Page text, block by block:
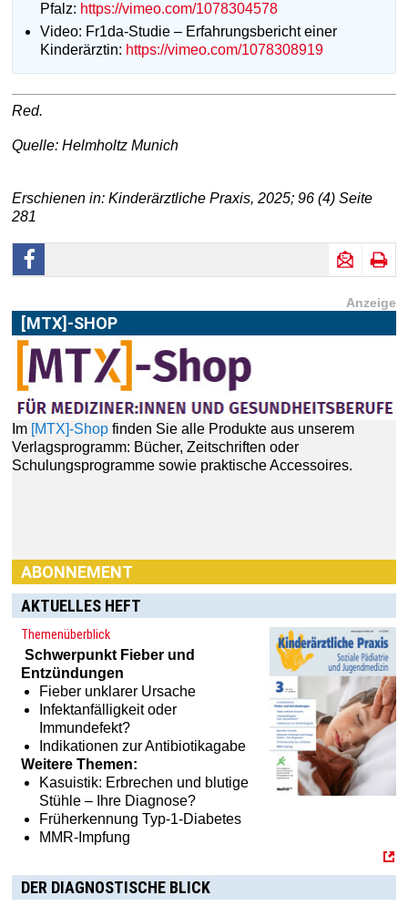
Pfalz: https://vimeo.com/1078304578
Video: Fr1da-Studie – Erfahrungsbericht einer
Kinderärztin: https://vimeo.com/1078308919
Red.
Quelle: Helmholtz Munich
Erschienen in: Kinderärztliche Praxis, 2025; 96 (4) Seite
281
Anzeige
[MTX]-SHOP
Im
finden Sie alle Produkte aus unserem
Verlagsprogramm: Bücher, Zeitschriften oder
Schulungsprogramme sowie praktische Accessoires.
ABONNEMENT
Haben Sie Interesse an einem Abonnement? Dann klicken
Sie einfach hier:[MTX]-Shop
AKTUELLES HEFT
Themenüberblick
Schwerpunkt Fieber und
Entzündungen
Fieber unklarer Ursache
Infektanfälligkeit oder
Immundefekt?
Indikationen zur Antibiotikagabe
Weitere Themen:
Kasuistik: Erbrechen und blutige
Stühle – Ihre Diagnose?
Früherkennung Typ-1-Diabetes
MMR-Impfung
DER DIAGNOSTISCHE BLICK